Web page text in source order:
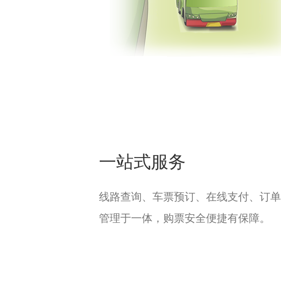
一站式服务
线路查询、车票预订、在线支付、订单
管理于一体，购票安全便捷有保障。